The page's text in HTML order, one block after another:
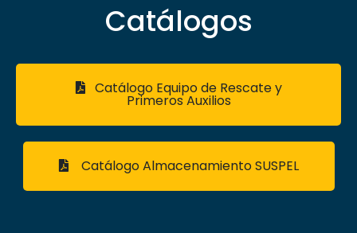
Catálogos
Catálogo Equipo de Rescate y
Primeros Auxilios
Catálogo Almacenamiento SUSPEL